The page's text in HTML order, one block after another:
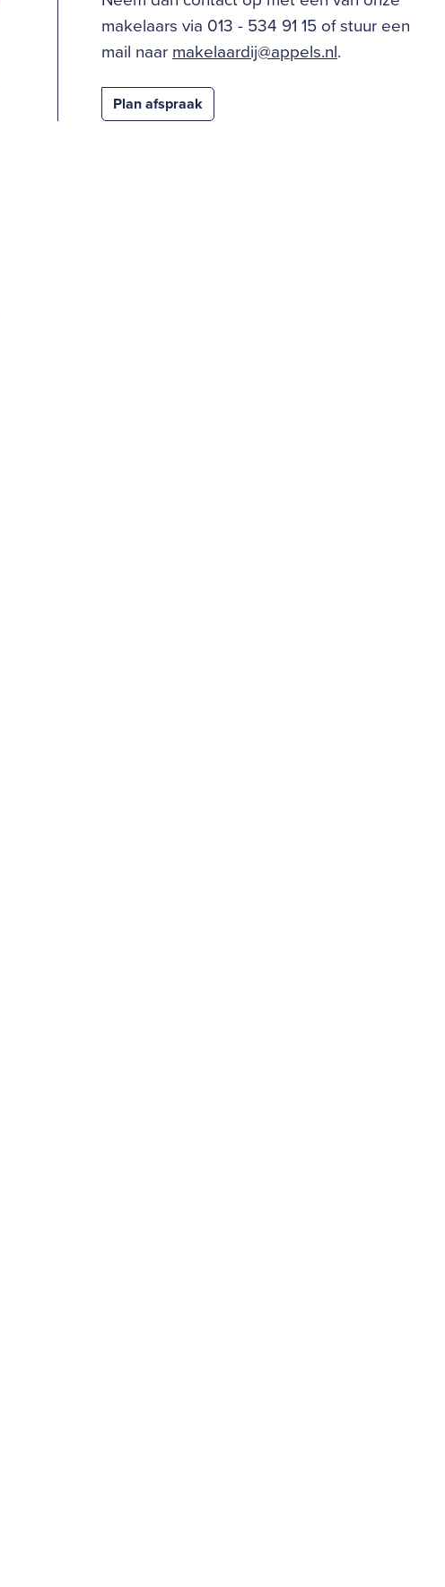
makelaars via 013 - 534 91 15 of stuur een
mail naar makelaardij@appels.nl.
Plan afspraak